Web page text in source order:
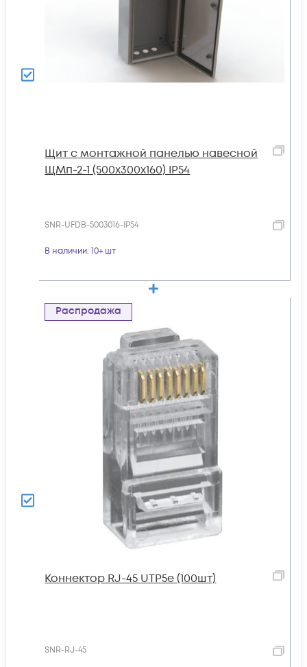
Щит с монтажной панелью навесной
ЩМп-2-1 (500х300х160) IP54
SNR-UFDB-5003016-IP54
В наличии: 10+ шт
Распродажа
Коннектор RJ-45 UTP5e (100шт)
SNR-RJ-45